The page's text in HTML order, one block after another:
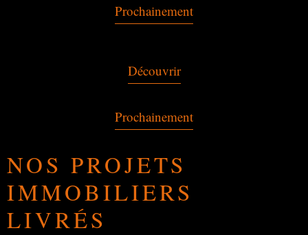
Prochainement
Découvrir
Prochainement
NOS PROJETS
IMMOBILIERS
LIVRÉS